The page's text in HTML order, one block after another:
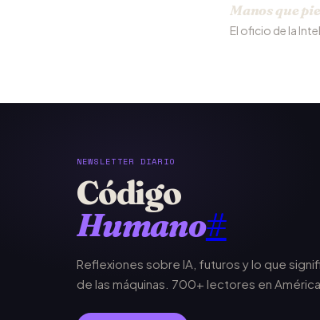
Manos que
El oficio de la
NEWSLETTER DIARIO
Código
Humano#
Reflexiones sobre IA, futuros y lo que
de las máquinas. 700+ lectores en América